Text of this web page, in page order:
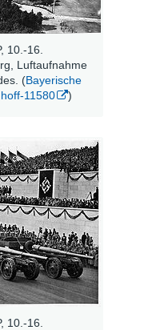
10.-16.
Luftaufnahme
(Bayerische
11580
)
10.-16.